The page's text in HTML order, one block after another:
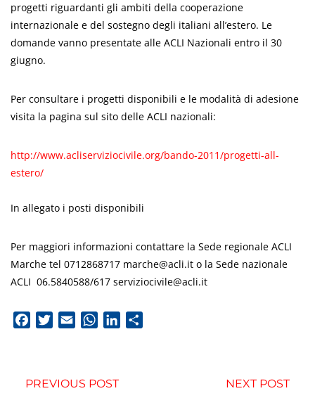
progetti riguardanti gli ambiti della cooperazione
internazionale e del sostegno degli italiani all’estero. Le
domande vanno presentate alle ACLI Nazionali entro il 30
giugno.
Per consultare i progetti disponibili e le modalità di adesione
visita la pagina sul sito delle ACLI nazionali:
http://www.acliserviziocivile.org/bando-2011/progetti-all-
estero/
In allegato i posti disponibili
Per maggiori informazioni contattare la Sede regionale ACLI
Marche tel 0712868717 marche@acli.it o la Sede nazionale
ACLI 06.5840588/617 serviziocivile@acli.it
FacebookTwitterEmail WhatsApp
LinkedIn
PREVIOUS POST NEXT POST